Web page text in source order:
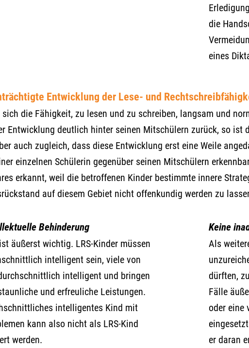
die
eines
Entwicklung der Lese- und
die Fähigkeit, zu lesen und zu schreiben, langsam und
Entwicklung deutlich hinter seinen Mitschülern zurück, so ist
auch zugleich, dass diese Entwicklung erst eine Weile
einzelnen Schülerin gegenüber seinen Mitschülern
erkannt, weil die betroffenen Kinder bestimmte innere
auf diesem Gebiet nicht offenkundig werden zu
Behinderung
äußerst wichtig. LRS-Kinder müssen
intelligent sein, viele von
intelligent und bringen
und erfreuliche Leistungen.
intelligentes Kind mit
kann also nicht als LRS-Kind
werden.
Keine
Als
dürften,
Fälle
oder eine
er daran